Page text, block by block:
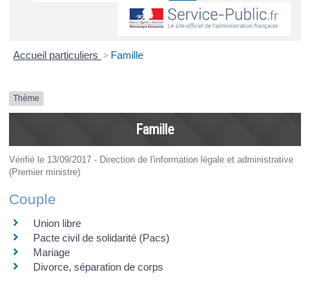
Accueil particuliers > Famille
Thème
Famille
Vérifié le 13/09/2017 - Direction de l'information légale et administrative
(Premier ministre)
Couple
Union libre
Pacte civil de solidarité (Pacs)
Mariage
Divorce, séparation de corps